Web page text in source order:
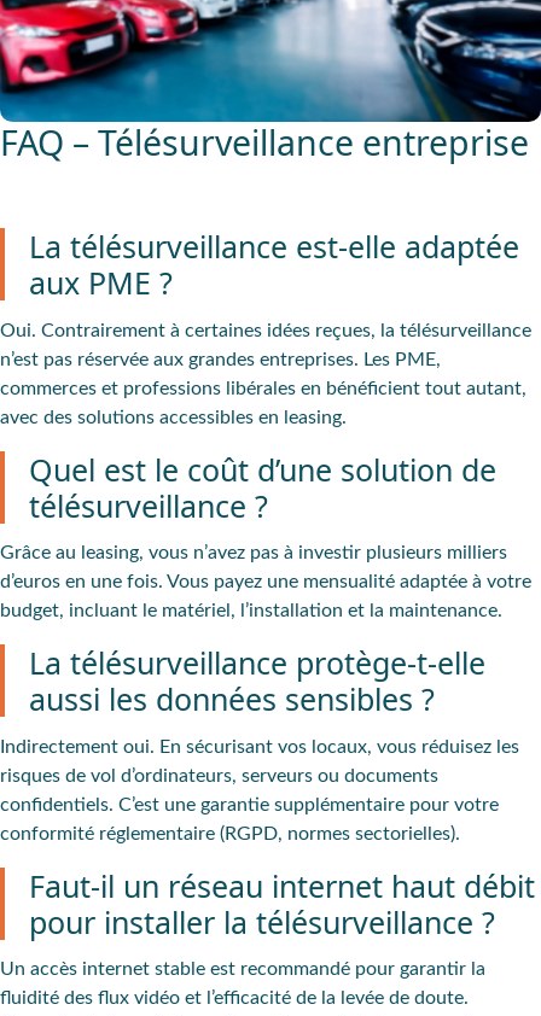
FAQ – Télésurveillance entreprise
La télésurveillance est-elle adaptée
aux PME ?
Oui. Contrairement à certaines idées reçues, la télésurveillance
n’est pas réservée aux grandes entreprises. Les PME,
commerces et professions libérales en bénéficient tout autant,
avec des solutions accessibles en leasing.
Quel est le coût d’une solution de
télésurveillance ?
Grâce au leasing, vous n’avez pas à investir plusieurs milliers
d’euros en une fois. Vous payez une mensualité adaptée à votre
budget, incluant le matériel, l’installation et la maintenance.
La télésurveillance protège-t-elle
aussi les données sensibles ?
Indirectement oui. En sécurisant vos locaux, vous réduisez les
risques de vol d’ordinateurs, serveurs ou documents
confidentiels. C’est une garantie supplémentaire pour votre
conformité réglementaire (RGPD, normes sectorielles).
Faut-il un réseau internet haut débit
pour installer la télésurveillance ?
Un accès internet stable est recommandé pour garantir la
fluidité des flux vidéo et l’efficacité de la levée de doute.